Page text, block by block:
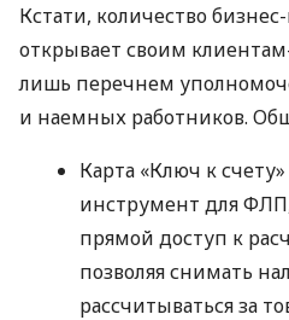
Кстати, количество
открывает своим
лишь перечнем
и наемных работников.
Карта «Ключ к
инструмент для
прямой доступ к
позволяя снимать
рассчитываться за